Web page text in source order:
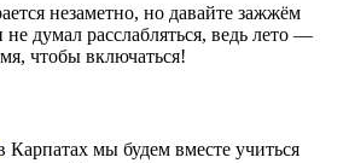
незаметно, но давайте зажжём
не думал расслабляться, ведь лето —
чтобы включаться!
Карпатах мы будем вместе учиться